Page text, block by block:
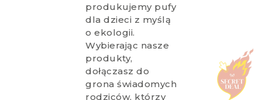
produkujemy pufy
dla dzieci z myślą
o ekologii.
Wybierając nasze
produkty,
dołączasz do
grona świadomych
rodziców, którzy